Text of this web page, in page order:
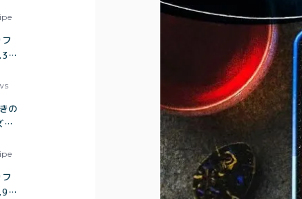
特定商取引法に基づく表記
合
万
の
ケ
万